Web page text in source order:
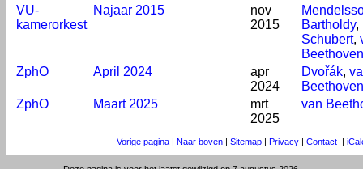
VU-
kamerorkest
Najaar 2015
nov
2015
Bartholdy,
Schubert,
Beethoven
ZphO
April 2024
apr
2024
Dvořák,
Beethoven
ZphO
Maart 2025
mrt
2025
van
Vorige pagina | Naar boven | Sitemap | Privacy | Contact |